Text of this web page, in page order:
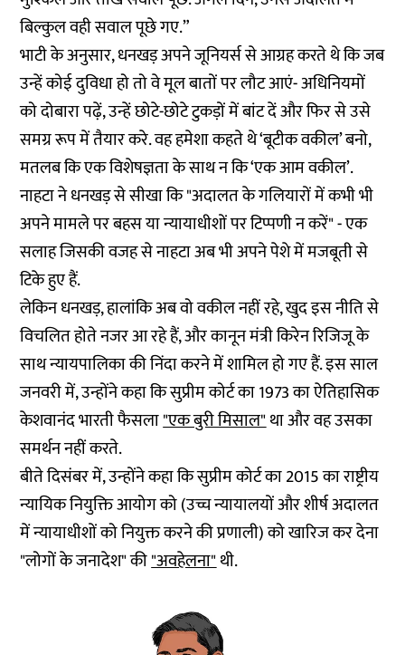
बिल्कुल वही सवाल पूछे गए.”
भाटी के अनुसार, धनखड़ अपने जूनियर्स से आग्रह करते थे कि जब
उन्हें कोई दुविधा हो तो वे मूल बातों पर लौट आएं- अधिनियमों
को दोबारा पढ़ें, उन्हें छोटे-छोटे टुकड़ों में बांट दें और फिर से उसे
समग्र रूप में तैयार करे. वह हमेशा कहते थे ‘बूटीक वकील’ बनो,
मतलब कि एक विशेषज्ञता के साथ न कि ‘एक आम वकील’.
नाहटा ने धनखड़ से सीखा कि "अदालत के गलियारों में कभी भी
अपने मामले पर बहस या न्यायाधीशों पर टिप्पणी न करें" - एक
सलाह जिसकी वजह से नाहटा अब भी अपने पेशे में मजबूती से
टिके हुए हैं.
लेकिन धनखड़, हालांकि अब वो वकील नहीं रहे, खुद इस नीति से
विचलित होते नजर आ रहे हैं, और कानून मंत्री किरेन रिजिजू के
साथ न्यायपालिका की निंदा करने में शामिल हो गए हैं. इस साल
जनवरी में, उन्होंने कहा कि सुप्रीम कोर्ट का 1973 का ऐतिहासिक
केशवानंद भारती फैसला"एक बुरी मिसाल"था और वह उसका
समर्थन नहीं करते.
बीते दिसंबर में, उन्होंने कहा कि सुप्रीम कोर्ट का 2015 का राष्ट्रीय
न्यायिक नियुक्ति आयोग को (उच्च न्यायालयों और शीर्ष अदालत
में न्यायाधीशों को नियुक्त करने की प्रणाली) को खारिज कर देना
"लोगों के जनादेश" की"अवहेलना"थी.